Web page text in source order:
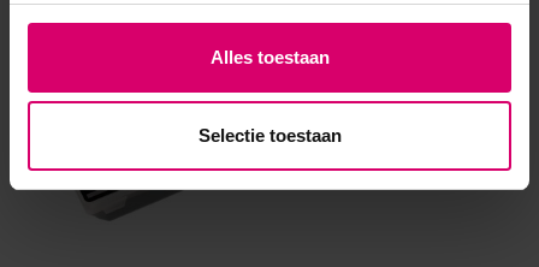
Alles toestaan
Selectie toestaan
Eerder bekeken